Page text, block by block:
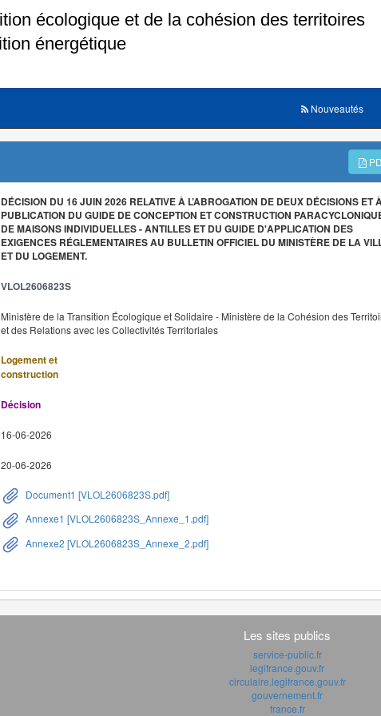
Nouveautés
DÉCISION DU 16 JUIN 2026 RELATIVE À L’ABROGATION DE DEUX DÉCISIONS ET
PUBLICATION DU GUIDE DE CONCEPTION ET CONSTRUCTION
DE MAISONS INDIVIDUELLES - ANTILLES ET DU GUIDE D'APPLICATION DES
EXIGENCES RÉGLEMENTAIRES AU BULLETIN OFFICIEL DU MINISTÈRE DE LA
ET DU LOGEMENT.
VLOL2606823S
Ministère de la Transition Écologique et Solidaire - Ministère de la Cohésion des
et des Relations avec les Collectivités Territoriales
Logement et
construction
Décision
16-06-2026
20-06-2026
Document1 [VLOL2606823S.pdf]
Annexe1 [VLOL2606823S_Annexe_1.pdf]
Annexe2 [VLOL2606823S_Annexe_2.pdf]
Les sites publics
service-public.fr
legifrance.gouv.fr
circulaire.legifrance.gouv.fr
gouvernement.fr
france.fr